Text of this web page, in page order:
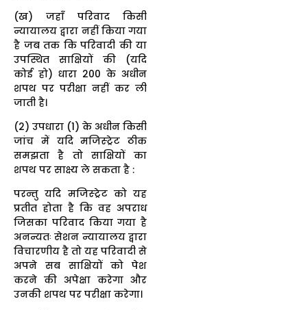
(ख) जहाँ परिवाद किसी
न्यायालय द्वारा नहीं किया गया
है जब तक कि परिवादी की या
उपस्थित साक्षियों की (यदि
कोई हो) धारा 200 के अधीन
शपथ पर परीक्षा नहीं कर ली
जाती है।
(2) उपधारा (1) के अधीन किसी
जांच में यदि मजिस्ट्रेट ठीक
समझता है तो साक्षियों का
शपथ पर साक्ष्य ले सकता है :
परन्तु यदि मजिस्ट्रेट को यह
प्रतीत होता है कि वह अपराध
जिसका परिवाद किया गया है
अनन्यतः सेशन न्यायालय द्वारा
विचारणीय है तो यह परिवादी से
अपने सब साक्षियों को पेश
करने की अपेक्षा करेगा और
उनकी शपथ पर परीक्षा करेगा।